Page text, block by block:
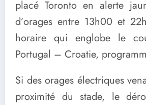
placé Toronto en alerte
d’orages entre 13h00 et
horaire qui englobe le
Portugal – Croatie,
Si des orages électriques
proximité du stade, le